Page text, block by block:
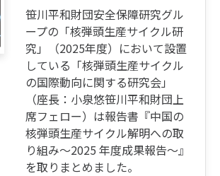
笹川平和財団安全保障研究グル
ープの「核弾頭生産サイクル研
究」（2025年度）において設置
している「核弾頭生産サイクル
の国際動向に関する研究会」
（座長：小泉悠笹川平和財団上
席フェロー）は報告書『中国の
核弾頭生産サイクル解明への取
り組み～2025 年度成果報告～』
を取りまとめました。